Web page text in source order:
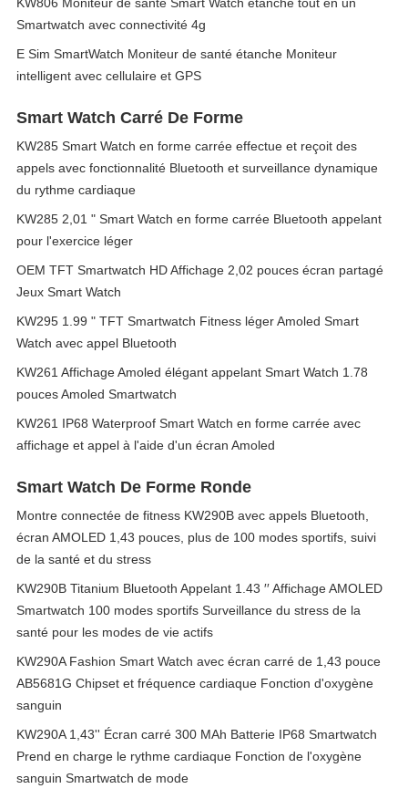
Smartwatch avec connectivité 4g
E Sim SmartWatch Moniteur de santé étanche Moniteur
intelligent avec cellulaire et GPS
Smart Watch Carré De Forme
KW285 Smart Watch en forme carrée effectue et reçoit des
appels avec fonctionnalité Bluetooth et surveillance dynamique
du rythme cardiaque
KW285 2,01 " Smart Watch en forme carrée Bluetooth appelant
pour l'exercice léger
OEM TFT Smartwatch HD Affichage 2,02 pouces écran partagé
Jeux Smart Watch
KW295 1.99 " TFT Smartwatch Fitness léger Amoled Smart
Watch avec appel Bluetooth
KW261 Affichage Amoled élégant appelant Smart Watch 1.78
pouces Amoled Smartwatch
KW261 IP68 Waterproof Smart Watch en forme carrée avec
affichage et appel à l'aide d'un écran Amoled
Smart Watch De Forme Ronde
Montre connectée de fitness KW290B avec appels Bluetooth,
écran AMOLED 1,43 pouces, plus de 100 modes sportifs, suivi
de la santé et du stress
KW290B Titanium Bluetooth Appelant 1.43 ′′ Affichage AMOLED
Smartwatch 100 modes sportifs Surveillance du stress de la
santé pour les modes de vie actifs
KW290A Fashion Smart Watch avec écran carré de 1,43 pouce
AB5681G Chipset et fréquence cardiaque Fonction d'oxygène
sanguin
KW290A 1,43'' Écran carré 300 MAh Batterie IP68 Smartwatch
Prend en charge le rythme cardiaque Fonction de l'oxygène
sanguin Smartwatch de mode